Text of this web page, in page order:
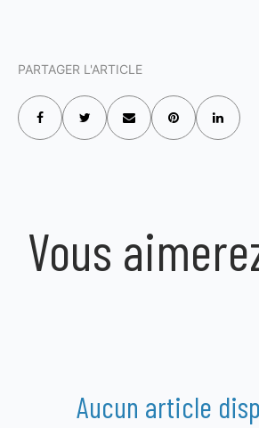
PARTAGER L'ARTICLE
Vous
Aucun article